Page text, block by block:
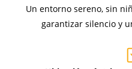
Un entorno sereno, sin
garantizar silencio y